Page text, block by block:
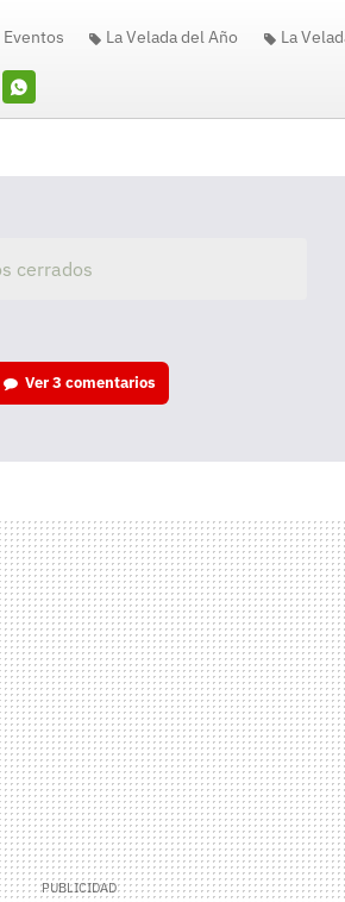
Whatsapp
Eventos La Velada del Año La
cerrados
Ver3 comentarios